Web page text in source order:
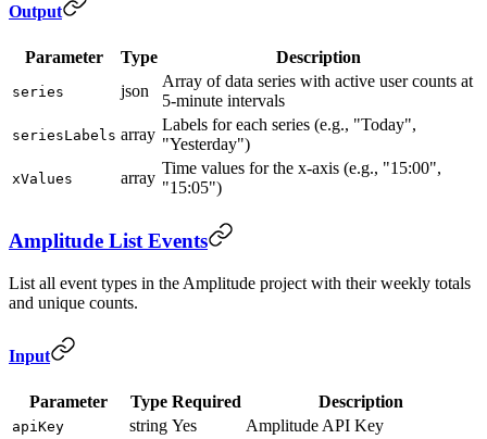
Output
Parameter Type Description
series json
Array of data series with active user counts at
5-minute intervals
seriesLabels array
Labels for each series (e.g., "Today",
"Yesterday")
xValues array
Time values for the x-axis (e.g., "15:00",
"15:05")
Amplitude List Events
List all event types in the Amplitude project with their weekly totals
and unique counts.
Input
Parameter Type Required Description
apiKey string Yes Amplitude API Key